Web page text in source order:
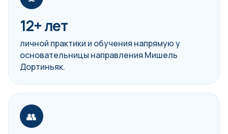
12+ лет
личной практики и обучения напрямую у
основательницы направления Мишель
Дортиньяк.
👥